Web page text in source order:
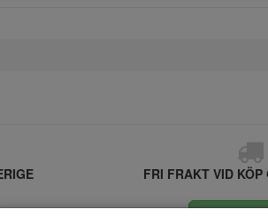
FRI FRAKT VID KÖP